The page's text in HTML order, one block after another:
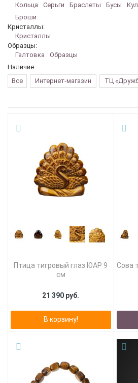
Кольца
Серьги Браслеты Бусы
Броши
Кристаллы:
Кристаллы
Образцы:
Галтовка
Образцы
Наличие:
Все
Интернет-магазин ТЦ
Птица тигровый глаз ЮАР 9
см
21 390 руб.
В корзину!
Сова